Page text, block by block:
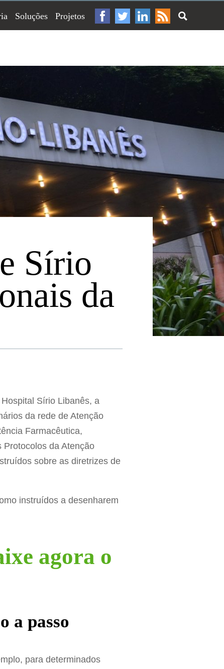
Soluções Projetos
Sírio
da
Sírio Libanês, a
da rede de Atenção
Farmacêutica,
da Atenção
sobre as diretrizes de
instruídos a desenharem
agora o
a passo
para determinados